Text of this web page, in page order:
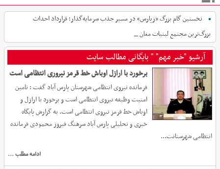
نخستین گام بزرگ «زپارس» در مسیر جذب سرمایه‌گذار؛ قرارداد احداث
بزرگ‌ترین مجتمع لبنیات مغان امضا ش_
آرشیو "خبر مهم" " بایگانی مطالب سایت
برخورد با ارازل اوباش خط قرمز نیروری انتظامی است
فرمانده نیروی انتظامی شهرستان پارس آباد گفت : تامین
امنیت وظیفه نیروی انتظامی است و برخورد با ارازل و
اوباش خط قرمز نیروی انتظامی است. به گزارش پایگاه
خبری و تحلیلی پارس آباد سرهنگ فیروز محمودی فرمانده
انتظامی شهرستانت...
ادامه مطلب ...